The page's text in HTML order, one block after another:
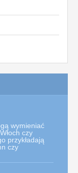
wymieniać
czy
przykładają
czy